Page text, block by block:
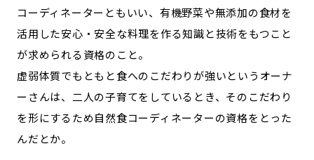
コーディネーターともいい、有機野菜や無添加の食材を
活用した安心・安全な料理を作る知識と技術をもつこと
が求められる資格のこと。
虚弱体質でもともと食へのこだわりが強いというオーナ
ーさんは、二人の子育てをしているとき、そのこだわり
を形にするため自然食コーディネーターの資格をとった
んだとか。